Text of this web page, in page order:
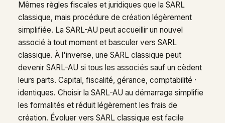
Mêmes règles fiscales et juridiques que la SARL
classique, mais procédure de création légèrement
simplifiée. La SARL-AU peut accueillir un nouvel
associé à tout moment et basculer vers SARL
classique. À l'inverse, une SARL classique peut
devenir SARL-AU si tous les associés sauf un cèdent
leurs parts. Capital, fiscalité, gérance, comptabilité ·
identiques. Choisir la SARL-AU au démarrage simplifie
les formalités et réduit légèrement les frais de
création. Évoluer vers SARL classique est facile